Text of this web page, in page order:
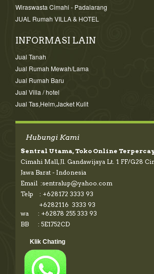
Wiraswasta Cimahi - Padalarang
JUAL Rumah VILLA & HOTEL
INFORMASI LAIN
Jual Tanah
Jual Rumah Mewah/Lama
Jual Rumah Baru
Jual Villa / hotel
Jual Tas,Helm,Jacket Kulit
Hubungi Kami
Sentral Utama, Toko Online
Cimahi Mall, Jl. Gandawijaya Lt. 1 FF/G28
Jawa Barat - Indonesia
Email :sentralup@yahoo.com
Telp : +628172 3333 93
+6282116 3333 93
wa : +62878 255 333 93
BB : 5E1752CD
Klik Chating